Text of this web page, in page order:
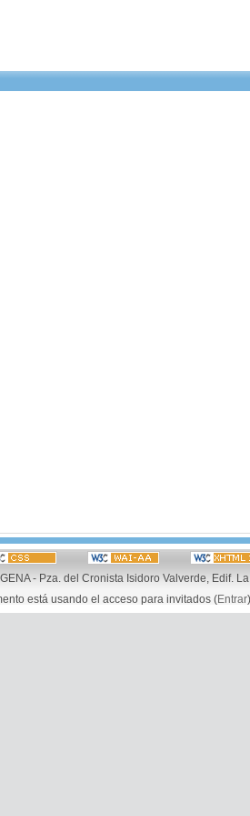
- Pza. del Cronista Isidoro Valverde, Edif.
está usando el acceso para invitados (Entrar)